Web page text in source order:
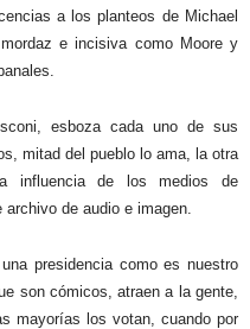
a los planteos de Michael
e incisiva como Moore y
esboza cada uno de sus
mitad del pueblo lo ama, la otra
influencia de los medios de
de audio e imagen.
presidencia como es nuestro
son cómicos, atraen a la gente,
mayorías los votan, cuando por